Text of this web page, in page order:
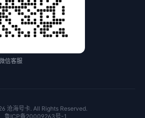
信客服
沧海号卡. All Rights Reserved.
鲁ICP备20009263号-1